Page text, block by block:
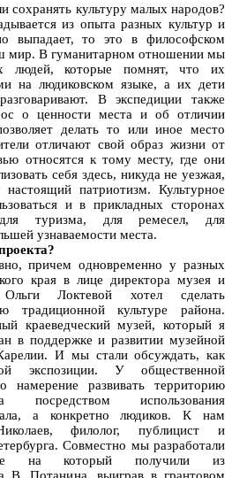
культуру малых народов?
из опыта разных культур и
выпадает, то это в философском
мир. В гуманитарном отношении мы
людей, которые помнят, что их
на людиковском языке, а их дети
В экспедиции также
о ценности места и об отличии
делать то или иное место
отличают свой образ жизни от
относятся к тому месту, где они
себя здесь, никуда не уезжая,
патриотизм. Культурное
и в прикладных сторонах
для туризма, для ремесел, для
узнаваемости места.
причем одновременно у разных
края в лице директора музея и
Ольги Локтевой хотел сделать
традиционной культуре района.
краеведческий музей, который я
в поддержке и развитии музейной
И мы стали обсуждать, как
экспозиции. У общественной
намерение развивать территорию
посредством использования
а конкретно людиков. К нам
филолог, публицист и
Совместно мы разработали
на который получили из